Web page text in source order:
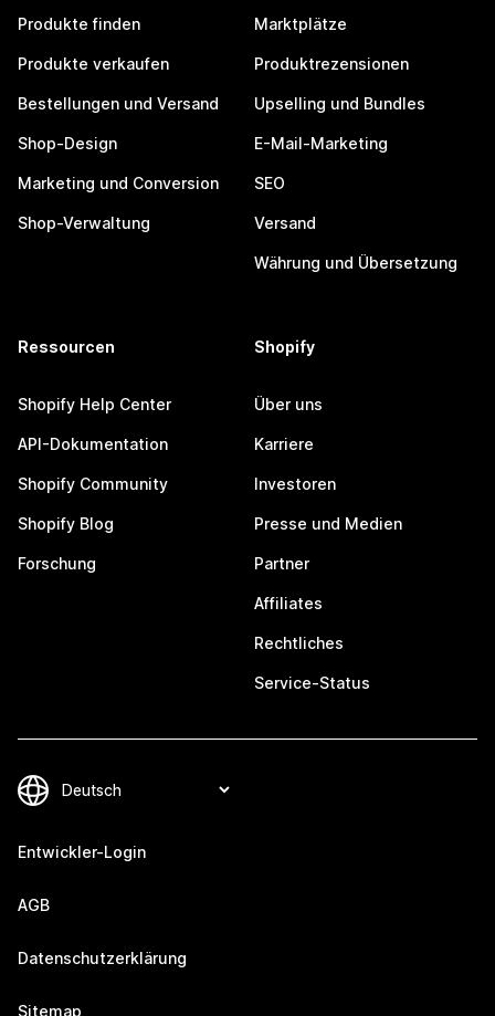
Produkte finden
Produkte verkaufen
Bestellungen und Versand
Shop-Design
Marketing und Conversion
Shop-Verwaltung
Marktplätze
Produktrezensionen
Upselling und Bundles
E-Mail-Marketing
SEO
Versand
Währung und Übersetzung
Ressourcen
Shopify Help Center
API-Dokumentation
Shopify Community
Shopify Blog
Forschung
Shopify
Über uns
Karriere
Investoren
Presse und Medien
Partner
Affiliates
Rechtliches
Service-Status
Entwickler-Login
AGB
Datenschutzerklärung
Sitemap